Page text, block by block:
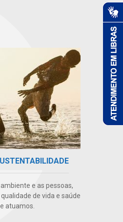
e as pessoas,
de vida e saúde
atuamos.